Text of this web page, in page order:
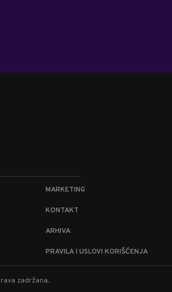
MARKETING
KONTAKT
ARHIVA
PRAVILA I USLOVI KORIŠĆENJA
zadržana.